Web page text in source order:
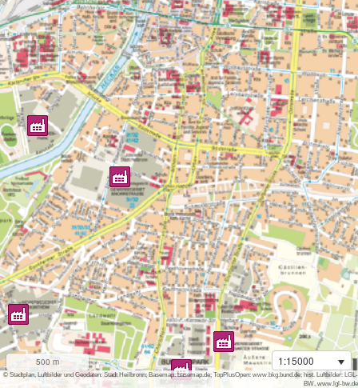
i
500 m 1:15000
© Stadtplan, Luftbilder und Geodaten: Stadt Heilbronn; Basemap: basemap.de; TopPlusOpen: www.bkg.bund.de; hist. Luftbilder: LGL-
BW, www.lgl-bw.de